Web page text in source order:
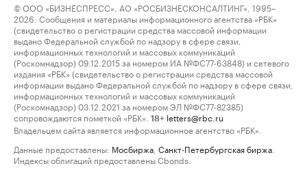
© ООО «БИЗНЕСПРЕСС», АО «РОСБИЗНЕСКОНСАЛТИНГ», 1995–
2026. Сообщения и материалы информационного агентства «РБК»
(свидетельство о регистрации средства массовой информации
выдано Федеральной службой по надзору в сфере связи,
информационных технологий и массовых коммуникаций
(Роскомнадзор) 09.12.2015 за номером ИА №ФС77-63848) и сетевого
издания «РБК» (свидетельство о регистрации средства массовой
информации выдано Федеральной службой по надзору в сфере связи,
информационных технологий и массовых коммуникаций
(Роскомнадзор) 03.12.2021 за номером ЭЛ №ФС77-82385)
сопровождаются пометкой «РБК».
18+ letters@rbc.ru
Владельцем сайта является информационное агентство «РБК».
Данные предоставлены: Мосбиржа Санкт-Петербургская биржа
Индексы облигаций предоставлены Cbonds.